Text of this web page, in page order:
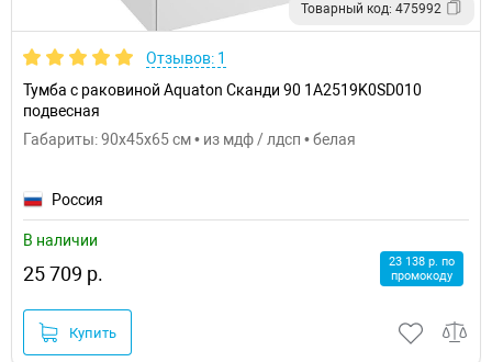
Товарный код: 475992
Отзывов: 1
Тумба с раковиной Aquaton Сканди 90 1A2519K0SD010
подвесная
Габариты: 90x45x65 см • из мдф / лдсп • белая
Россия
В наличии
25 709 р.
23 138 р. по
промокоду
Купить